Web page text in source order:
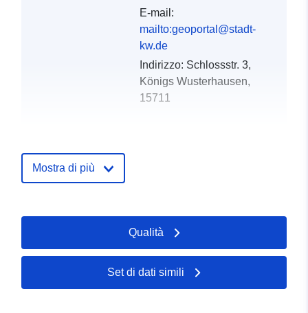
E-mail:
mailto:geoportal@stadt-
kw.de
Indirizzo: Schlossstr. 3,
Königs Wusterhausen,
15711
52.2583 ], [ 13.6399,
52.2583 ], [ 13.6399,
52.2572 ], [ 13.6381,
52.2572 ], [ 13.6381,
Mostra di più
Qualità
Set di dati simili